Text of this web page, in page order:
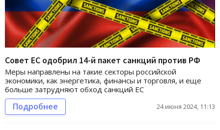
Совет ЕС одобрил 14-й пакет санкций против РФ
Меры направлены на такие секторы российской
экономики, как энергетика, финансы и торговля, и еще
больше затрудняют обход санкций ЕС
Подробнее 24 июня 2024, 11:13